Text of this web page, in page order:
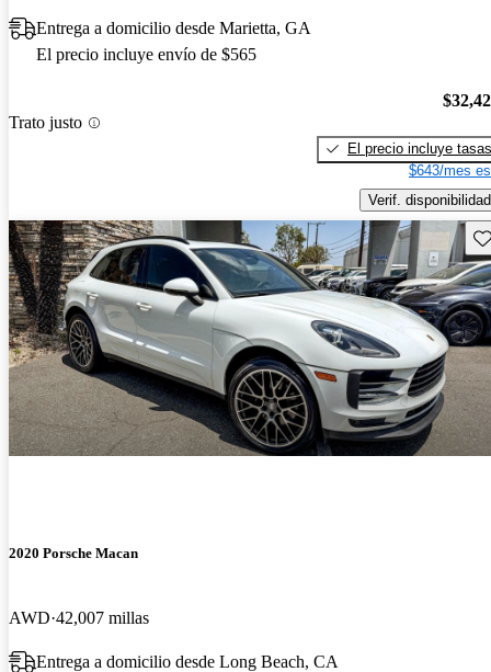
Entrega a domicilio desde Marietta, GA
El precio incluye envío de $565
Trato justo
El precio incluye tasas
$643/mes
Verif. disponibilidad
2020 Porsche Macan
AWD 42,007 millas
Entrega a domicilio desde Long Beach, CA